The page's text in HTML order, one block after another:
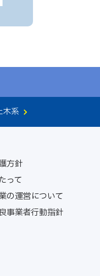
木系
方針
って
の運営について
事業者行動指針